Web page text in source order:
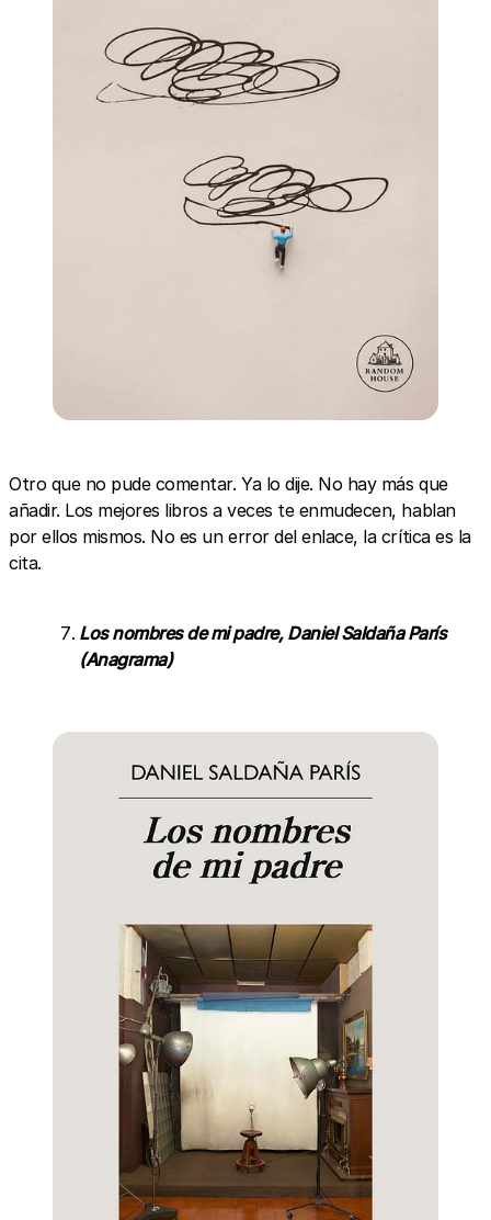
Otro que no pude comentar. Ya lo dije. No hay más que
añadir. Los mejores libros a veces te enmudecen, hablan
por ellos mismos. No es un error del enlace, la crítica es la
cita.
Los nombres de mi padre, Daniel Saldaña París
(Anagrama)